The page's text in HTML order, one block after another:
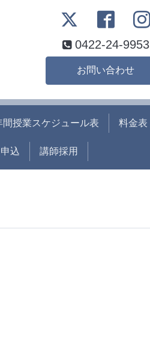
0422-24-9953
お問い合わせ
間授業スケジュール表 料金表
込 講師採用